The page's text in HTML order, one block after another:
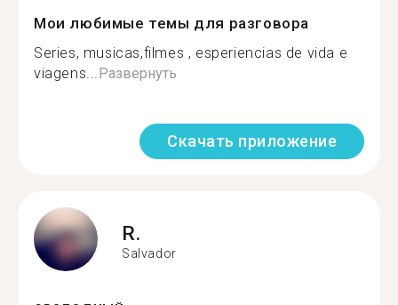
Мои любимые темы для разговора
Series, musicas,filmes , esperiencias de vida e
viagens...Развернуть
Скачать приложение
R.
Salvador